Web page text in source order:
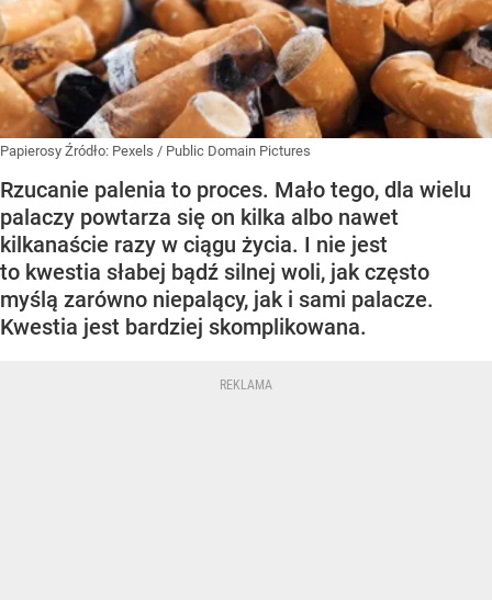
Papierosy Źródło: Pexels / Public Domain Pictures
Rzucanie palenia to proces. Mało tego, dla wielu
palaczy powtarza się on kilka albo nawet
kilkanaście razy w ciągu życia. I nie jest
to kwestia słabej bądź silnej woli, jak często
myślą zarówno niepalący, jak i sami palacze.
Kwestia jest bardziej skomplikowana.